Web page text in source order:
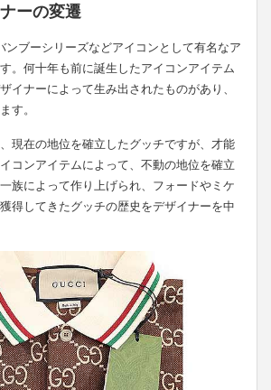
ーの変遷
ンブーシリーズなどアイコンとして有名なア
。何十年も前に誕生したアイコンアイテム
イナーによって生み出されたものがあり、
す。
現在の地位を確立したグッチですが、才能
コンアイテムによって、不動の地位を確立
族によって作り上げられ、フォードやミケ
得してきたグッチの歴史をデザイナーを中